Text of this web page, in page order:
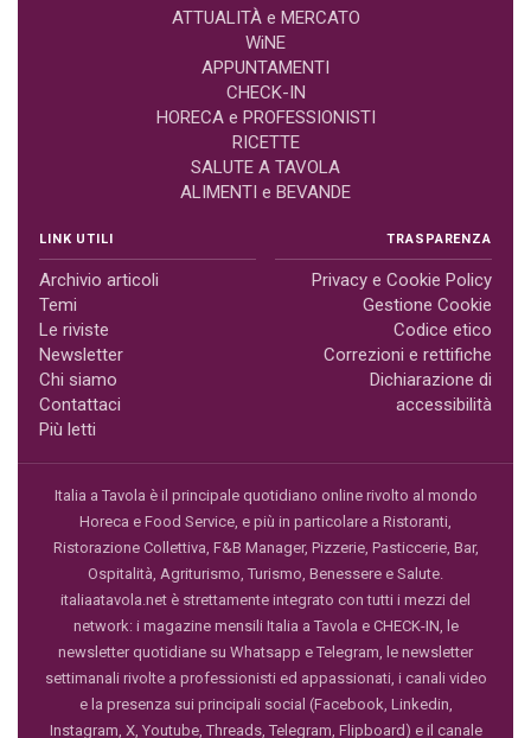
ATTUALITÀ e MERCATO
WiNE
APPUNTAMENTI
CHECK-IN
HORECA e PROFESSIONISTI
RICETTE
SALUTE A TAVOLA
ALIMENTI e BEVANDE
LINK UTILI
Archivio articoli
Temi
Le riviste
Newsletter
Chi siamo
Contattaci
Più letti
TRASPARENZA
Privacy e Cookie Policy
Gestione Cookie
Codice etico
Correzioni e rettifiche
Dichiarazione di
accessibilità
Italia a Tavola è il principale quotidiano online rivolto al mondo
Horeca e Food Service, e più in particolare a Ristoranti,
Ristorazione Collettiva, F&B Manager, Pizzerie, Pasticcerie, Bar,
Ospitalità, Agriturismo, Turismo, Benessere e Salute.
italiaatavola.net è strettamente integrato con tutti i mezzi del
network: i magazine mensili Italia a Tavola e CHECK-IN, le
newsletter quotidiane su Whatsapp e Telegram, le newsletter
settimanali rivolte a professionisti ed appassionati, i canali video
e la presenza sui principali social (Facebook, Linkedin,
Instagram, X, Youtube, Threads, Telegram, Flipboard) e il canale